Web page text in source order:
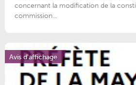
concernant la modification de la
commission...
Avis d'affichage